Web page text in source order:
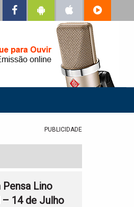
PUBLICIDADE
Lino
– 14 de Julho